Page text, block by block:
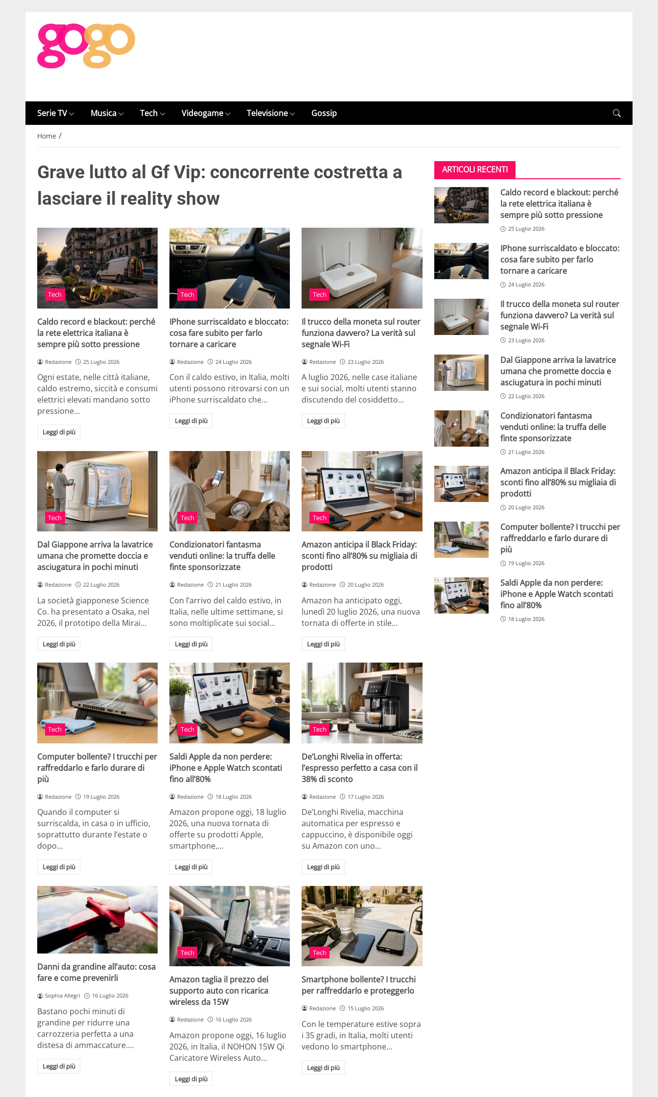
Serie TV Musica Tech Videogame Televisione Gossip
Home /
Grave lutto al Gf Vip: concorrente costretta a
lasciare il reality show
Tech
Caldo record e blackout: perché
la rete elettrica italiana è
sempre più sotto pressione
Redazione 25 Luglio 2026
Ogni estate, nelle città italiane,
caldo estremo, siccità e consumi
elettrici elevati mandano sotto
pressione…
Leggi di più
Tech
IPhone surriscaldato e bloccato:
cosa fare subito per farlo
tornare a caricare
Redazione 24 Luglio 2026
Con il caldo estivo, in Italia, molti
utenti possono ritrovarsi con un
iPhone surriscaldato che…
Leggi di più
Tech
Il trucco della moneta sul router
funziona davvero? La verità sul
segnale Wi-Fi
Redazione 23 Luglio 2026
A luglio 2026, nelle case italiane
e sui social, molti utenti stanno
discutendo del cosiddetto…
Leggi di più
Tech
Dal Giappone arriva la lavatrice
umana che promette doccia e
asciugatura in pochi minuti
Redazione 22 Luglio 2026
La società giapponese Science
Co. ha presentato a Osaka, nel
2026, il prototipo della Mirai…
Leggi di più
Tech
Condizionatori fantasma
venduti online: la truffa delle
finte sponsorizzate
Redazione 21 Luglio 2026
Con l’arrivo del caldo estivo, in
Italia, nelle ultime settimane, si
sono moltiplicate sui social…
Leggi di più
Tech
Amazon anticipa il Black Friday:
sconti fino all’80% su migliaia di
prodotti
Redazione 20 Luglio 2026
Amazon ha anticipato oggi,
lunedì 20 luglio 2026, una nuova
tornata di offerte in stile…
Leggi di più
Tech
Computer bollente? I trucchi per
raffreddarlo e farlo durare di
più
Redazione 19 Luglio 2026
Quando il computer si
surriscalda, in casa o in ufficio,
soprattutto durante l’estate o
dopo…
Leggi di più
Tech
Saldi Apple da non perdere:
iPhone e Apple Watch scontati
fino all’80%
Redazione 18 Luglio 2026
Amazon propone oggi, 18 luglio
2026, una nuova tornata di
offerte su prodotti Apple,
smartphone,…
Leggi di più
Tech
De’Longhi Rivelia in offerta:
l’espresso perfetto a casa con il
38% di sconto
Redazione 17 Luglio 2026
De’Longhi Rivelia, macchina
automatica per espresso e
cappuccino, è disponibile oggi
su Amazon con uno…
Leggi di più
Danni da grandine all’auto: cosa
fare e come prevenirli
Sophia Allegri 16 Luglio 2026
Bastano pochi minuti di
grandine per ridurre una
carrozzeria perfetta a una
distesa di ammaccature.…
Leggi di più
Tech
Amazon taglia il prezzo del
supporto auto con ricarica
wireless da 15W
Redazione 16 Luglio 2026
Amazon propone oggi, 16 luglio
2026, in Italia, il NOHON 15W Qi
Caricatore Wireless Auto…
Leggi di più
Tech
Smartphone bollente? I trucchi
per raffreddarlo e proteggerlo
Redazione 15 Luglio 2026
Con le temperature estive sopra
i 35 gradi, in Italia, molti utenti
vedono lo smartphone…
Leggi di più
ARTICOLI RECENTI
Caldo record e blackout: perché
la rete elettrica italiana è
sempre più sotto pressione
25 Luglio 2026
IPhone surriscaldato e bloccato:
cosa fare subito per farlo
tornare a caricare
24 Luglio 2026
Il trucco della moneta sul router
funziona davvero? La verità sul
segnale Wi-Fi
23 Luglio 2026
Dal Giappone arriva la lavatrice
umana che promette doccia e
asciugatura in pochi minuti
22 Luglio 2026
Condizionatori fantasma
venduti online: la truffa delle
finte sponsorizzate
21 Luglio 2026
Amazon anticipa il Black Friday:
sconti fino all’80% su migliaia di
prodotti
20 Luglio 2026
Computer bollente? I trucchi per
raffreddarlo e farlo durare di
più
19 Luglio 2026
Saldi Apple da non perdere:
iPhone e Apple Watch scontati
fino all’80%
18 Luglio 2026